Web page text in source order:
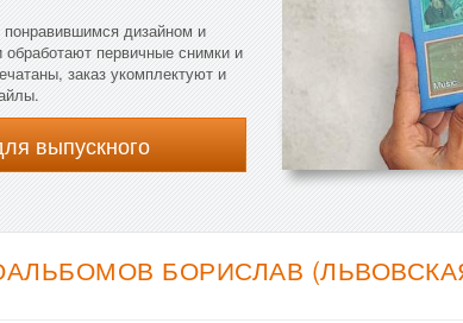
понравившимся дизайном и
обработают первичные снимки и
заказ укомплектуют и
выпускного
БОРИСЛАВ